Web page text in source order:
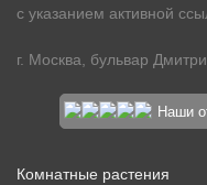
с указанием активной
г. Москва, бульвар
Наши
Комнатные растения